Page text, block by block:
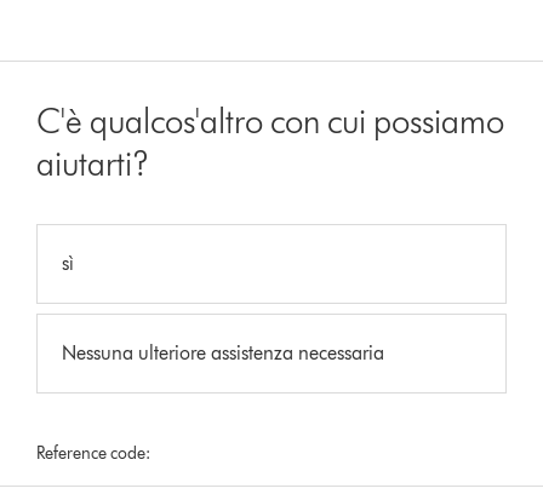
C'è qualcos'altro con cui possiamo
aiutarti?
sì
Nessuna ulteriore assistenza necessaria
Reference code: